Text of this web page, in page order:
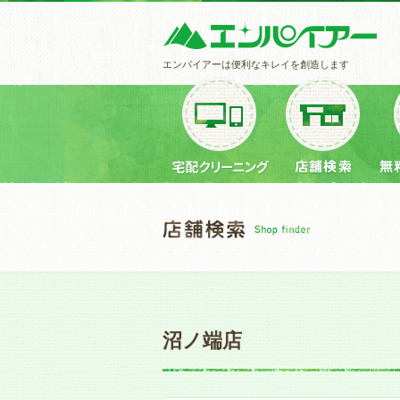
エンパイアーは便利なキレイを創造します
沼ノ端店